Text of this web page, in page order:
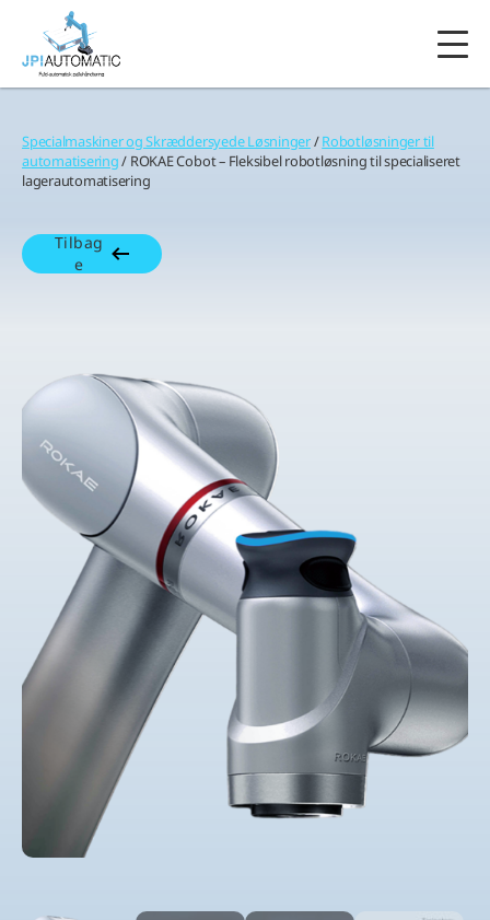
Specialmaskiner og Skræddersyede Løsninger/Robotløsninger til
automatisering/ ROKAE Cobot – Fleksibel robotløsning til specialiseret
lagerautomatisering
Tilbag
e